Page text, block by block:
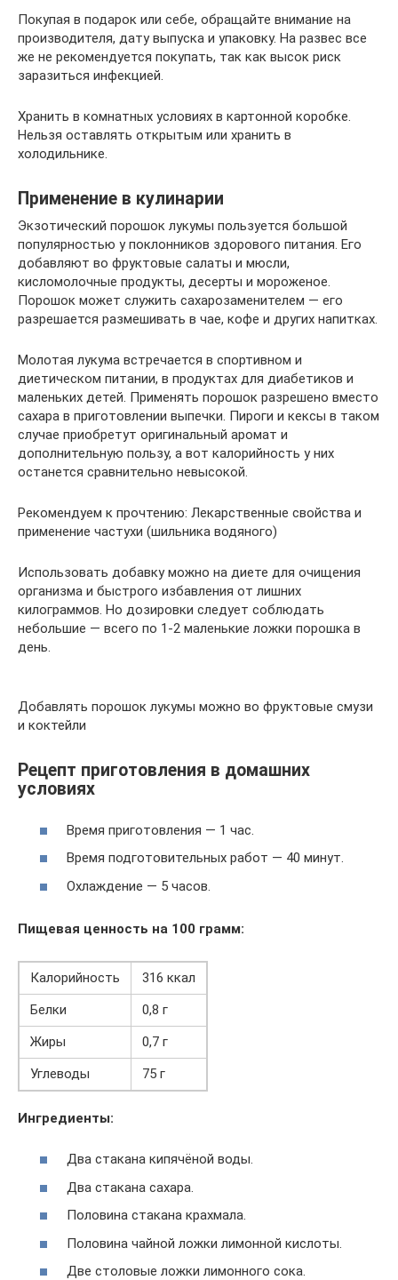
Покупая в подарок или себе, обращайте внимание на
производителя, дату выпуска и упаковку. На развес все
же не рекомендуется покупать, так как высок риск
заразиться инфекцией.
Хранить в комнатных условиях в картонной коробке.
Нельзя оставлять открытым или хранить в
холодильнике.
Применение в кулинарии
Экзотический порошок лукумы пользуется большой
популярностью у поклонников здорового питания. Его
добавляют во фруктовые салаты и мюсли,
кисломолочные продукты, десерты и мороженое.
Порошок может служить сахарозаменителем — его
разрешается размешивать в чае, кофе и других напитках.
Молотая лукума встречается в спортивном и
диетическом питании, в продуктах для диабетиков и
маленьких детей. Применять порошок разрешено вместо
сахара в приготовлении выпечки. Пироги и кексы в таком
случае приобретут оригинальный аромат и
дополнительную пользу, а вот калорийность у них
останется сравнительно невысокой.
Рекомендуем к прочтению: Лекарственные свойства и
применение частухи (шильника водяного)
Использовать добавку можно на диете для очищения
организма и быстрого избавления от лишних
килограммов. Но дозировки следует соблюдать
небольшие — всего по 1-2 маленькие ложки порошка в
день.
Добавлять порошок лукумы можно во фруктовые смузи
и коктейли
Рецепт приготовления в домашних
условиях
Время приготовления — 1 час.
Время подготовительных работ — 40 минут.
Охлаждение — 5 часов.
Пищевая ценность на 100 грамм:
Калорийность
316 ккал
Белки
0,8 г
Жиры
0,7 г
Углеводы
75 г
Ингредиенты:
Два стакана кипячёной воды.
Два стакана сахара.
Половина стакана крахмала.
Половина чайной ложки лимонной кислоты.
Две столовые ложки лимонного сока.